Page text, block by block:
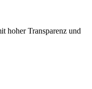
hoher Transparenz und